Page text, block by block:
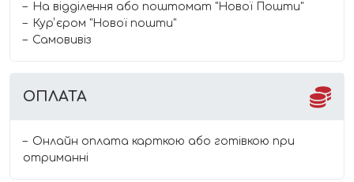
На відділення або поштомат "Нової Пошти"
Курʼєром "Нової пошти"
Самовивіз
ОПЛАТА
Онлайн оплата карткою або готівкою при
отриманні